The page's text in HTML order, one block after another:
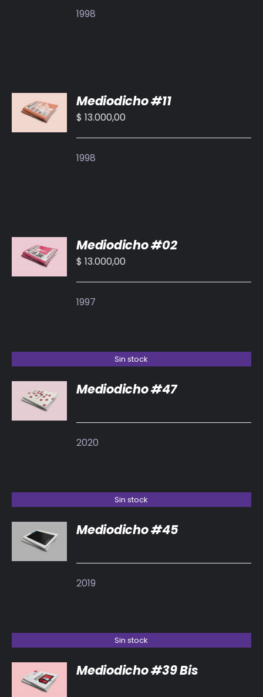
1998
AL
CARRITO
/
Mediodicho #11
$ 13.000,00
1998
AL
CARRITO
/
Mediodicho #02
$ 13.000,00
1997
Sin stock
DETALLES
Mediodicho #47
2020
Sin stock
DETALLES
Mediodicho #45
2019
Sin stock
DETALLES
Mediodicho #39 Bis